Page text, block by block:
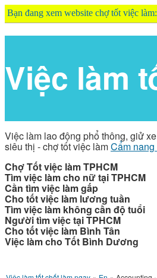
Bạn đang xem website chợ tốt việc làm: